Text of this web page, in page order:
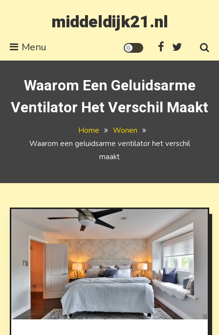
middeldijk21.nl
Menu
Waarom Een Geluidsarme
Ventilator Het Verschil Maakt
Home
Wonen
Waarom een geluidsarme ventilator het verschil
maakt